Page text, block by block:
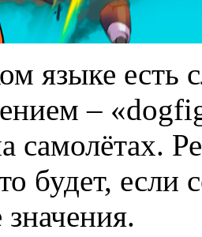
языке есть
–
самолётах.
будет, если